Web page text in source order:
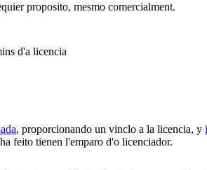
proposito, mesmo comercialment.
d'a licencia
, proporcionando un vinclo a la licencia, y
feito tienen l'emparo d'o licenciador.